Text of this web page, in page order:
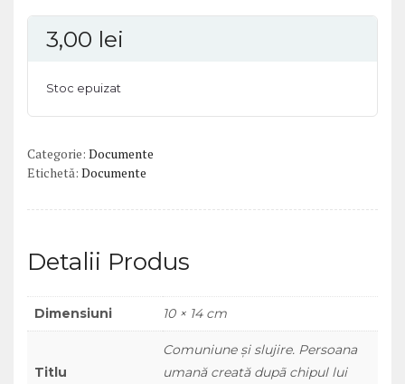
3,00 lei
Stoc epuizat
Categorie: Documente
Etichetă: Documente
Detalii Produs
Dimensiuni 10 × 14 cm
Titlu
Comuniune şi slujire. Persoana
umană creată dupã chipul lui